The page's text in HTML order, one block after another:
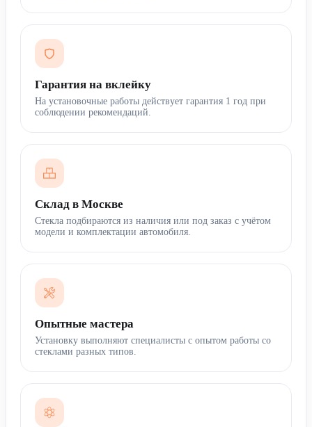
Гарантия на вклейку
На установочные работы действует гарантия 1 год при
соблюдении рекомендаций.
Склад в Москве
Стекла подбираются из наличия или под заказ с учётом
модели и комплектации автомобиля.
Опытные мастера
Установку выполняют специалисты с опытом работы со
стеклами разных типов.